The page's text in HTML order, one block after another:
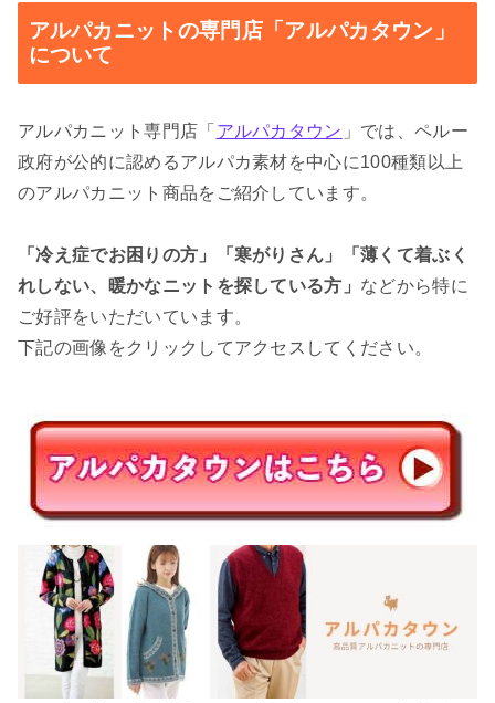
アルパカニットの専門店「アルパカタウン」
について
アルパカニット専門店「 アルパカタウン 」では、ペルー
政府が公的に認めるアルパカ素材を中心に100種類以上
のアルパカニット商品をご紹介しています。
「冷え症でお困りの方」「寒がりさん」「薄くて着ぶく
れしない、暖かなニットを探している方」 などから特に
ご好評をいただいています。
下記の画像をクリックしてアクセスしてください。